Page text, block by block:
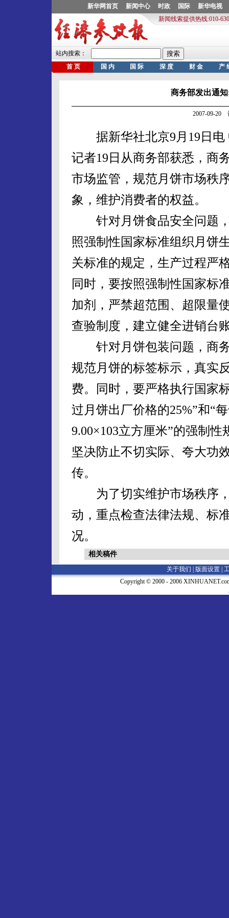
商务部发出通
2007-09-20
据新华社北京9月19日电
记者19日从商务部获悉，商
市场监管，规范月饼市场秩
象，维护消费者的权益。
针对月饼食品安全问题，
照强制性国家标准组织月饼
关标准的规定，生产过程严
同时，要按照强制性国家标
加剂，严禁超范围、超限量
查验制度，建立健全进销台
针对月饼包装问题，商务
规范月饼的标签标示，真实
费。同时，要严格执行国家
过月饼出厂价格的25%”和“
9.00×103立方厘米”的强制
坚决防止不切实际、夸大功
传。
为了切实维护市场秩序，
动，重点检查法律法规、标
况。
相关稿件
关于我们 | 版面设置
Copyright © 2000 - 2006